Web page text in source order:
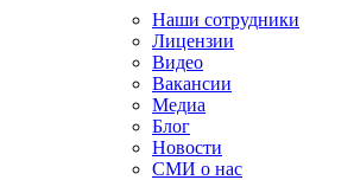
Наши сотрудники
Лицензии
Видео
Вакансии
Медиа
Блог
Новости
СМИ о нас